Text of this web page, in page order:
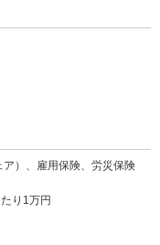
ア）、雇用保険、労災保険
り1万円